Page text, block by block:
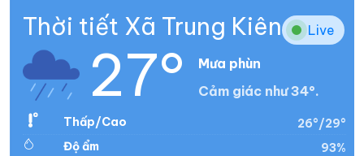
Thời tiết Xã Trung Kiên Live
27°
Mưa phùn
Cảm giác như 34°.
Thấp/Cao
26°/29°
Độ ẩm
93%